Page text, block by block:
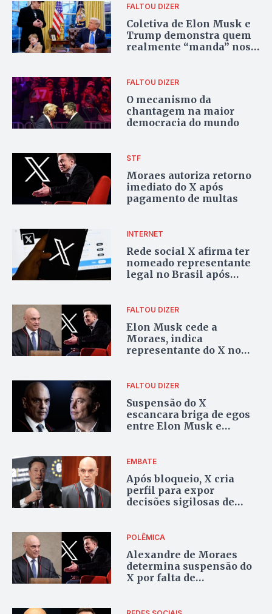
FALTOU DIZER
Coletiva de Elon Musk e
Trump demonstra quem
realmente “manda” nos
FALTOU DIZER
O mecanismo da
chantagem na maior
democracia do mundo
STF
Moraes autoriza retorno
imediato do X após
pagamento de multas
INTERNET
Rede social X afirma ter
nomeado representante
legal no Brasil após
FALTOU DIZER
Elon Musk cede a
Moraes, indica
representante do X no
FALTOU DIZER
Suspensão do X
escancara briga de egos
entre Elon Musk e
EMBATE
Após bloqueio, X cria
perfil para expor
decisões sigilosas de
POLÊMICA
Alexandre de Moraes
determina suspensão do
X por falta de